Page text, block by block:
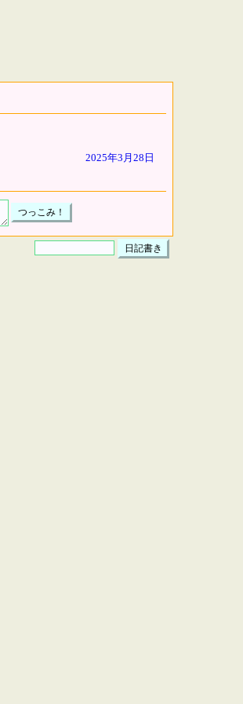
2025年3月28日